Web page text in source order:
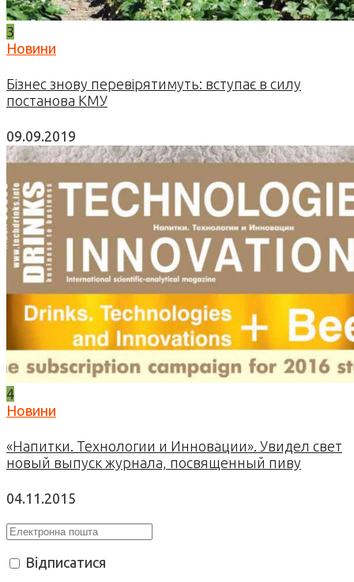
3
Новини
Бізнес знову перевірятимуть: вступає в силу
постанова КМУ
09.09.2019
4
Новини
«Напитки. Технологии и Инновации». Увидел свет
новый выпуск журнала, посвященный пиву
04.11.2015
Відписатися